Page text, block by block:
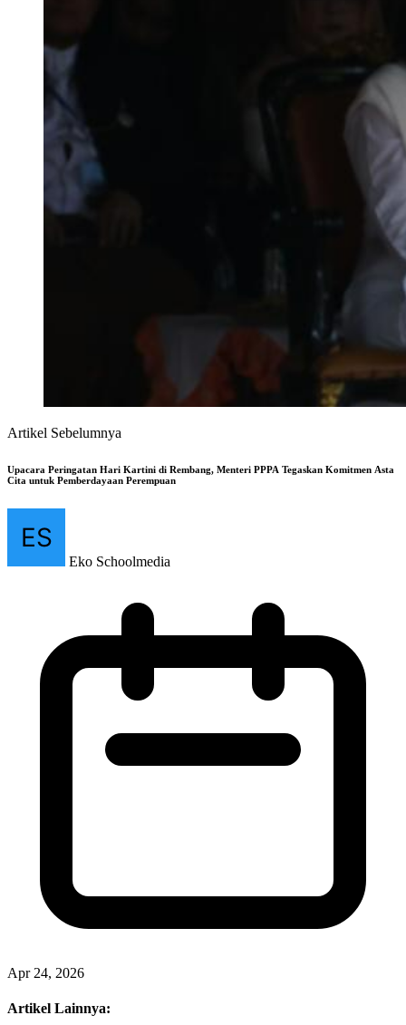
Artikel Sebelumnya
Upacara Peringatan Hari Kartini di Rembang, Menteri PPPA Tegaskan Komitmen Asta
Cita untuk Pemberdayaan Perempuan
Eko Schoolmedia
Apr 24, 2026
Artikel Lainnya: